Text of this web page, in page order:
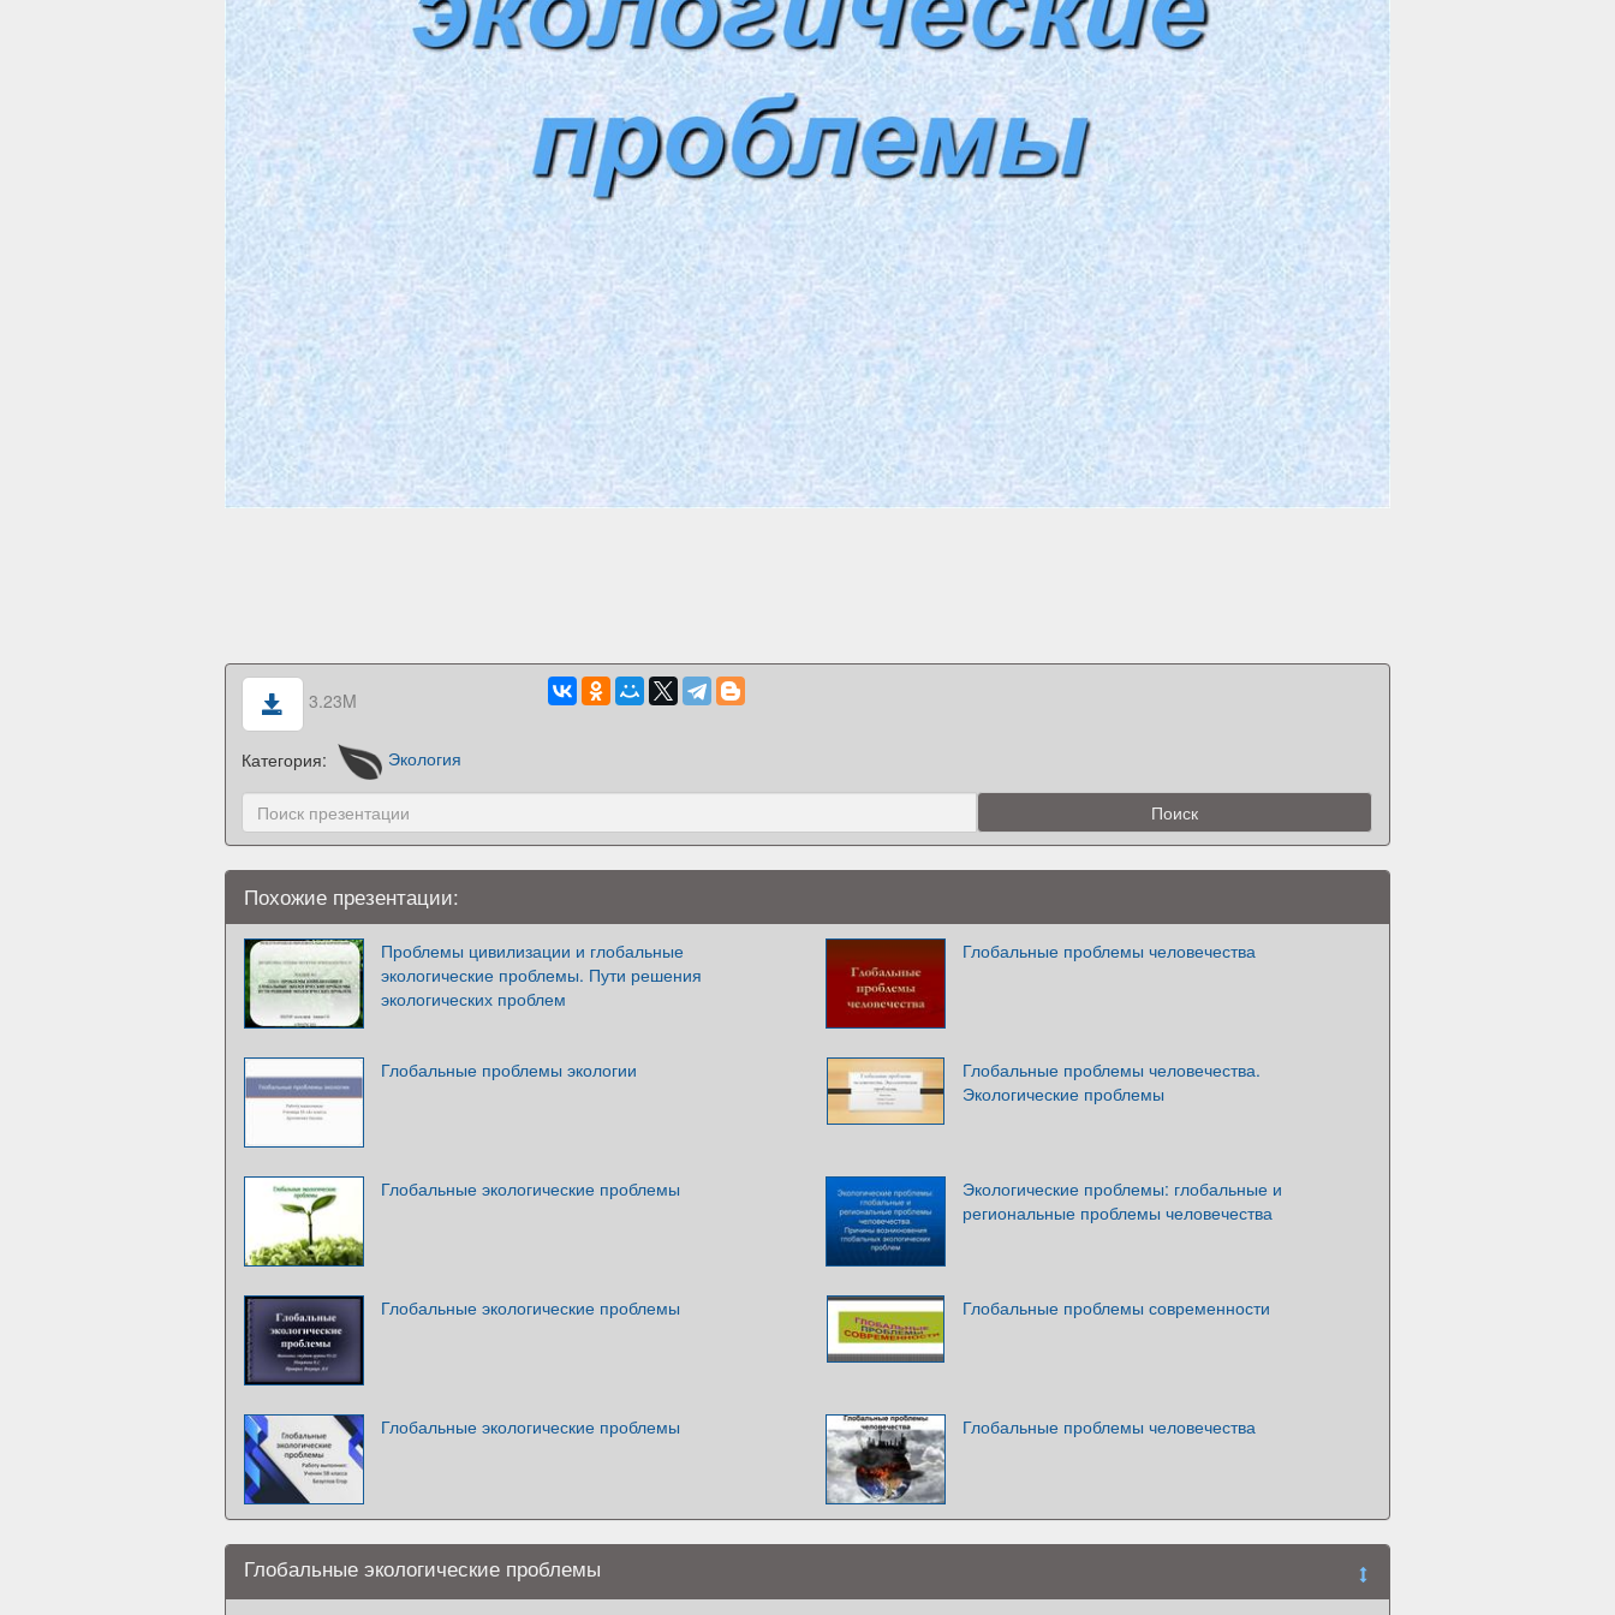
3.23M
Категория: Экология
Похожие презентации:
Проблемы цивилизации и глобальные
экологические проблемы. Пути решения
экологических проблем
Глобальные проблемы человечества
Глобальные проблемы экологии
Глобальные проблемы человечества.
Экологические проблемы
Глобальные экологические проблемы
Экологические проблемы: глобальные и
региональные проблемы человечества
Глобальные экологические проблемы Глобальные проблемы современности
Глобальные экологические проблемы Глобальные проблемы человечества
Глобальные экологические проблемы